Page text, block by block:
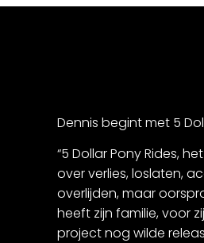
Dennis begint met 5
“5 Dollar Pony Rides,
over verlies, loslaten,
overlijden, maar
heeft zijn familie, voor
project nog wilde